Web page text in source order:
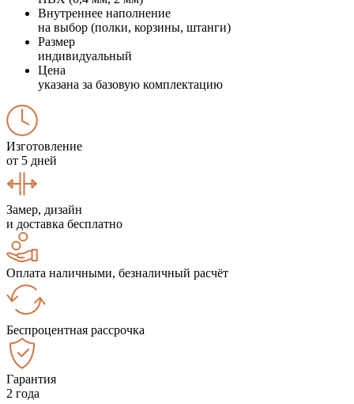
Внутреннее наполнение
на выбор (полки, корзины, штанги)
Размер
индивидуальный
Цена
указана за базовую комплектацию
Изготовление
от 5 дней
Замер, дизайн
и доставка бесплатно
Оплата наличными, безналичный расчёт
Беспроцентная рассрочка
Гарантия
2 года